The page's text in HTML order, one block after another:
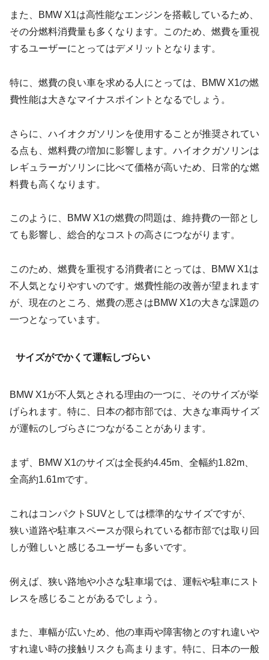
また、BMW X1は高性能なエンジンを搭載しているため、
その分燃料消費量も多くなります。このため、燃費を重視
するユーザーにとってはデメリットとなります。
特に、燃費の良い車を求める人にとっては、BMW X1の燃
費性能は大きなマイナスポイントとなるでしょう。
さらに、ハイオクガソリンを使用することが推奨されてい
る点も、燃料費の増加に影響します。ハイオクガソリンは
レギュラーガソリンに比べて価格が高いため、日常的な燃
料費も高くなります。
このように、BMW X1の燃費の問題は、維持費の一部とし
ても影響し、総合的なコストの高さにつながります。
このため、燃費を重視する消費者にとっては、BMW X1は
不人気となりやすいのです。燃費性能の改善が望まれます
が、現在のところ、燃費の悪さはBMW X1の大きな課題の
一つとなっています。
サイズがでかくて運転しづらい
BMW X1が不人気とされる理由の一つに、そのサイズが挙
げられます。特に、日本の都市部では、大きな車両サイズ
が運転のしづらさにつながることがあります。
まず、BMW X1のサイズは全長約4.45m、全幅約1.82m、
全高約1.61mです。
これはコンパクトSUVとしては標準的なサイズですが、
狭い道路や駐車スペースが限られている都市部では取り回
しが難しいと感じるユーザーも多いです。
例えば、狭い路地や小さな駐車場では、運転や駐車にスト
レスを感じることがあるでしょう。
また、車幅が広いため、他の車両や障害物とのすれ違いや
すれ違い時の接触リスクも高まります。特に、日本の一般